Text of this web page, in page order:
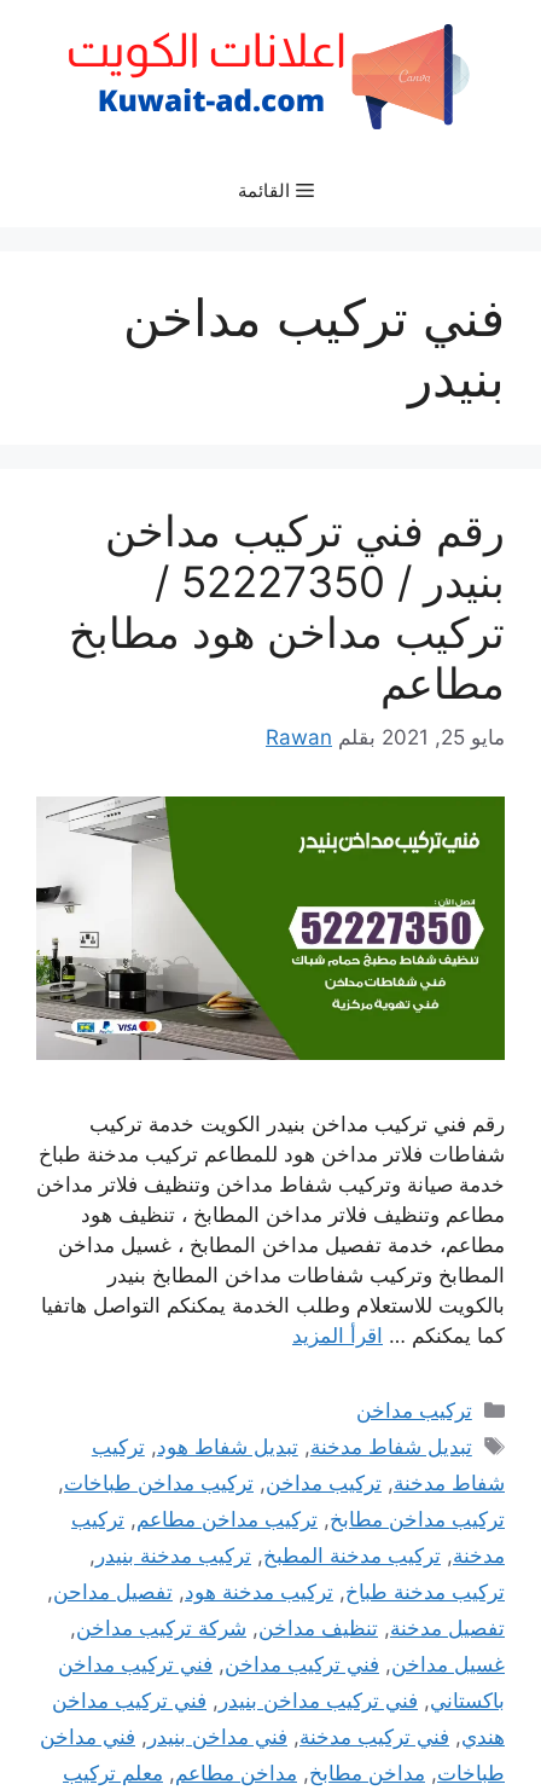
القائمة
فني تركيب مداخن
بنيدر
رقم فني تركيب مداخن
بنيدر / 52227350 /
تركيب مداخن هود مطابخ
مطاعم
مايو 25, 2021 بقلم Rawan
رقم فني تركيب مداخن بنيدر الكويت خدمة تركيب
شفاطات فلاتر مداخن هود للمطاعم تركيب مدخنة طباخ
خدمة صيانة وتركيب شفاط مداخن وتنظيف فلاتر مداخن
مطاعم وتنظيف فلاتر مداخن المطابخ ، تنظيف هود
مطاعم، خدمة تفصيل مداخن المطابخ ، غسيل مداخن
المطابخ وتركيب شفاطات مداخن المطابخ بنيدر
بالكويت للاستعلام وطلب الخدمة يمكنكم التواصل هاتفيا
كما يمكنكم … اقرأ المزيد
التصنيفات
تركيب مداخن
الوسوم
تبديل شفاط مدخنة,تبديل شفاط هود,تركيب
شفاط مدخنة, تركيب مداخن, تركيب مداخن طباخات,
تركيب مداخن مطابخ, تركيب مداخن مطاعم, تركيب
مدخنة, تركيب مدخنة المطبخ, تركيب مدخنة بنيدر ,
تركيب مدخنة طباخ, تركيب مدخنة هود, تفصيل مداحن,
تفصيل مدخنة, تنظيف مداخن, شركة تركيب مداخن,
غسيل مداخن, فني تركيب مداخن, فني تركيب مداخن
باكستاني, فني تركيب مداخن بنيدر , فني تركيب مداخن
هندي, فني تركيب مدخنة, فني مداخن بنيدر , فني مداخن
طباخات, مداخن مطابخ, مداخن مطاعم, معلم تركيب